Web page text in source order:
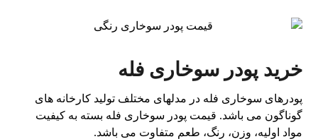
خرید پودر سوخاری فله
پودرهای سوخاری فله در مدلهای مختلف تولید کارخانه های
گوناگون می باشد. قیمت پودر سوخاری فله بسته به کیفیت
مواد اولیه، وزن، رنگ، طعم متفاوت می باشد.